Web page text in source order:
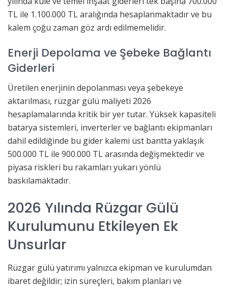
TL ile 1.100.000 TL aralığında hesaplanmaktadır ve bu
kalem çoğu zaman göz ardı edilmemelidir.
Enerji Depolama ve Şebeke Bağlantı
Giderleri
Üretilen enerjinin depolanması veya şebekeye
aktarılması, rüzgar gülü maliyeti 2026
hesaplamalarında kritik bir yer tutar. Yüksek kapasiteli
batarya sistemleri, inverterler ve bağlantı ekipmanları
dahil edildiğinde bu gider kalemi üst bantta yaklaşık
500.000 TL ile 900.000 TL arasında değişmektedir ve
piyasa riskleri bu rakamları yukarı yönlü
baskılamaktadır.
2026 Yılında Rüzgar Gülü
Kurulumunu Etkileyen Ek
Unsurlar
Rüzgar gülü yatırımı yalnızca ekipman ve kurulumdan
ibaret değildir; izin süreçleri, bakım planları ve